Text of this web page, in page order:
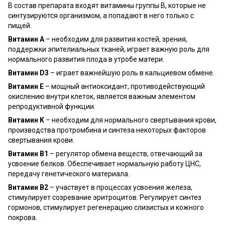
В состав препарата входят витамины группы В, которые не
синтузируются организмом, а попадают в него только с
пищей.
Витамин А – необходим для развития костей, зрения,
поддержки эпителиальных тканей, играет важную роль для
нормального развития плода в утробе матери.
Витамин D3 – играет важнейшую роль в кальциевом обмене.
Витамин Е – мощный антиоксидант, противодействующий
окислению внутри клеток, является важным элементом
репродуктивной функции.
Витамин K – необходим для нормального свертывания крови,
производства протромбина и синтеза некоторых факторов
свертывания крови.
Витамин B1 – регулятор обмена веществ, отвечающий за
усвоение белков. Обеспечивает нормальную работу ЦНС,
передачу генетического материала.
Витамин В2 – участвует в процессах усвоения железа,
стимулирует созревание эритроцитов. Регулирует синтез
гормонов, стимулирует регенерацию слизистых и кожного
покрова.